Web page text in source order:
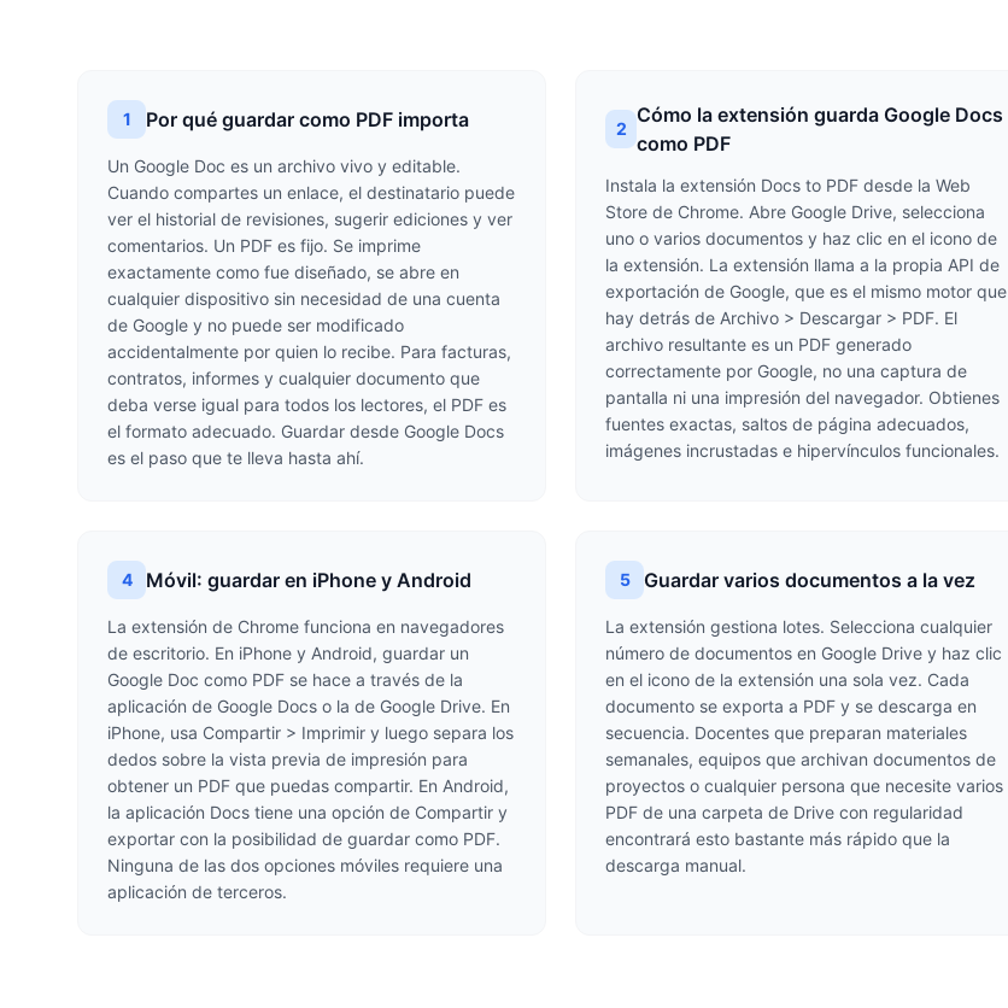
1 Por qué guardar como PDF importa
Un Google Doc es un archivo vivo y editable.
Cuando compartes un enlace, el destinatario puede
ver el historial de revisiones, sugerir ediciones y ver
comentarios. Un PDF es fijo. Se imprime
exactamente como fue diseñado, se abre en
cualquier dispositivo sin necesidad de una cuenta
de Google y no puede ser modificado
accidentalmente por quien lo recibe. Para facturas,
contratos, informes y cualquier documento que
deba verse igual para todos los lectores, el PDF es
el formato adecuado. Guardar desde Google Docs
es el paso que te lleva hasta ahí.
2
Cómo la extensión guarda Google Docs
como PDF
Instala la extensión Docs to PDF desde la Web
Store de Chrome. Abre Google Drive, selecciona
uno o varios documentos y haz clic en el icono de
la extensión. La extensión llama a la propia API de
exportación de Google, que es el mismo motor que
hay detrás de Archivo > Descargar > PDF. El
archivo resultante es un PDF generado
correctamente por Google, no una captura de
pantalla ni una impresión del navegador. Obtienes
fuentes exactas, saltos de página adecuados,
imágenes incrustadas e hipervínculos funcionales.
4 Móvil: guardar en iPhone y Android
La extensión de Chrome funciona en navegadores
de escritorio. En iPhone y Android, guardar un
Google Doc como PDF se hace a través de la
aplicación de Google Docs o la de Google Drive. En
iPhone, usa Compartir > Imprimir y luego separa los
dedos sobre la vista previa de impresión para
obtener un PDF que puedas compartir. En Android,
la aplicación Docs tiene una opción de Compartir y
exportar con la posibilidad de guardar como PDF.
Ninguna de las dos opciones móviles requiere una
aplicación de terceros.
5 Guardar varios documentos a la vez
La extensión gestiona lotes. Selecciona cualquier
número de documentos en Google Drive y haz clic
en el icono de la extensión una sola vez. Cada
documento se exporta a PDF y se descarga en
secuencia. Docentes que preparan materiales
semanales, equipos que archivan documentos de
proyectos o cualquier persona que necesite varios
PDF de una carpeta de Drive con regularidad
encontrará esto bastante más rápido que la
descarga manual.